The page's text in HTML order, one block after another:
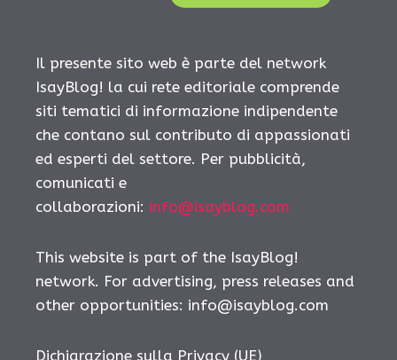
Il presente sito web è parte del network
IsayBlog! la cui rete editoriale comprende
siti tematici di informazione indipendente
che contano sul contributo di appassionati
ed esperti del settore. Per pubblicità,
comunicati e
collaborazioni: info@isayblog.com
This website is part of the IsayBlog!
network. For advertising, press releases and
other opportunities: info@isayblog.com
Dichiarazione sulla Privacy (UE)